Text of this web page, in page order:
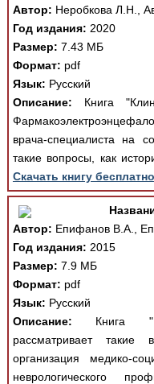
Автор: Неробкова Л.Н.,
Год издания: 2020
Размер: 7.43 МБ
Формат: pdf
Язык: Русский
Описание: Книга
врача-специалиста на
такие вопросы, как
Скачать книгу бесплатно
Автор: Епифанов В.А.,
Год издания: 2015
Размер: 7.9 МБ
Формат: pdf
Язык: Русский
Описание: Книга
рассматривает такие
организация медико-
неврологического